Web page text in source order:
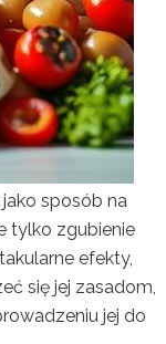
sposób na
tylko zgubienie
efekty,
się jej zasadom,
jej do